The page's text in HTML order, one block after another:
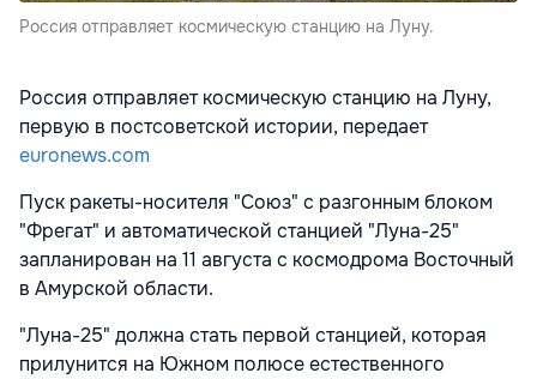
Россия отправляет космическую станцию на Луну.
Россия отправляет космическую станцию на Луну,
первую в постсоветской истории, передает
euronews.com
Пуск ракеты-носителя "Союз" с разгонным блоком
"Фрегат" и автоматической станцией "Луна-25"
запланирован на 11 августа с космодрома Восточный
в Амурской области.
"Луна-25" должна стать первой станцией, которая
прилунится на Южном полюсе естественного